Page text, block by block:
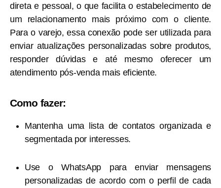
direta e pessoal, o que facilita o estabelecimento de
um relacionamento mais próximo com o cliente.
Para o varejo, essa conexão pode ser utilizada para
enviar atualizações personalizadas sobre produtos,
responder dúvidas e até mesmo oferecer um
atendimento pós-venda mais eficiente.
Como fazer:
Mantenha uma lista de contatos organizada e
segmentada por interesses.
Use o WhatsApp para enviar mensagens
personalizadas de acordo com o perfil de cada